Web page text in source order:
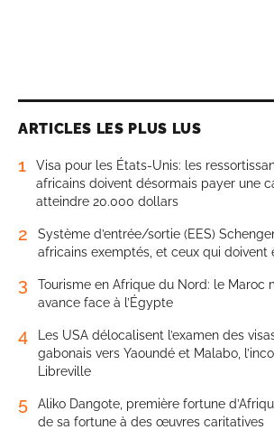
ARTICLES LES PLUS LUS
1
Visa pour les États-Unis: les
africains doivent désormais payer une
atteindre 20.000 dollars
2
Système d’entrée/sortie (EES)
africains exemptés, et ceux qui doivent
3
Tourisme en Afrique du Nord: le Maroc
avance face à l’Égypte
4
Les USA délocalisent l’examen des
gabonais vers Yaoundé et Malabo,
Libreville
5
Aliko Dangote, première fortune
de sa fortune à des œuvres caritatives